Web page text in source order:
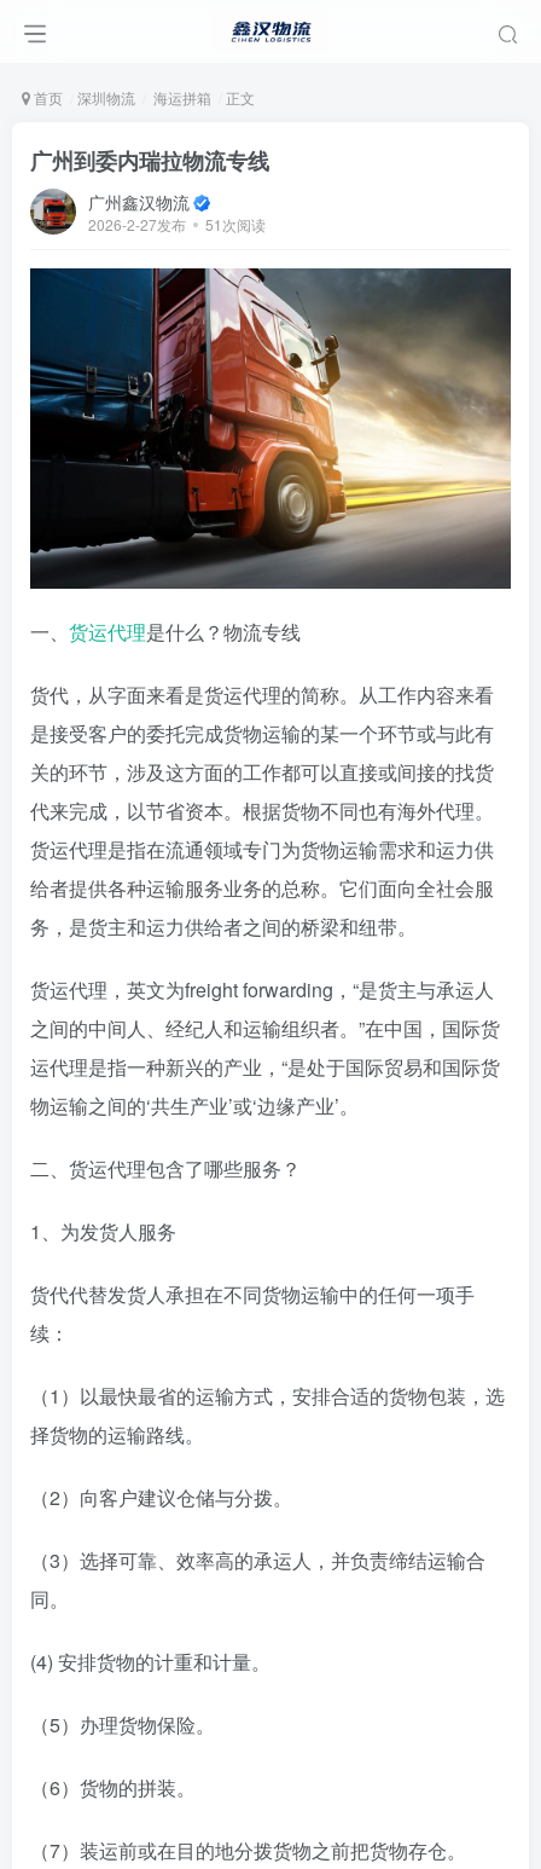
首页 深圳物流 海运拼箱 正文
广州到委内瑞拉物流专线
广州鑫汉物流
2026-2-27发布 51次阅读
一、 货运代理是什么？物流专线
货代，从字面来看是货运代理的简称。从工作内容来看
是接受客户的委托完成货物运输的某一个环节或与此有
关的环节，涉及这方面的工作都可以直接或间接的找货
代来完成，以节省资本。根据货物不同也有海外代理。
货运代理是指在流通领域专门为货物运输需求和运力供
给者提供各种运输服务业务的总称。它们面向全社会服
务，是货主和运力供给者之间的桥梁和纽带。
货运代理，英文为freight forwarding，“是货主与承运人
之间的中间人、经纪人和运输组织者。”在中国，国际货
运代理是指一种新兴的产业，“是处于国际贸易和国际货
物运输之间的‘共生产业’或‘边缘产业’。
二、货运代理包含了哪些服务？
1、为发货人服务
货代代替发货人承担在不同货物运输中的任何一项手
续：
（1）以最快最省的运输方式，安排合适的货物包装，选
择货物的运输路线。
（2）向客户建议仓储与分拨。
（3）选择可靠、效率高的承运人，并负责缔结运输合
同。
(4) 安排货物的计重和计量。
（5）办理货物保险。
（6）货物的拼装。
（7）装运前或在目的地分拨货物之前把货物存仓。